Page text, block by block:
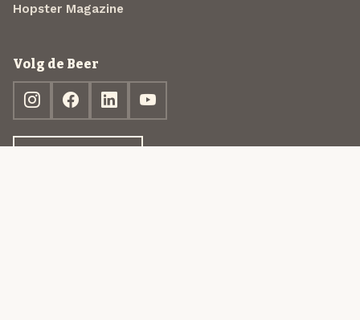
Hopster Magazine
Volg de Beer